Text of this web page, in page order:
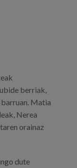
berriak,
Matia
Nerea
orainaz
dute